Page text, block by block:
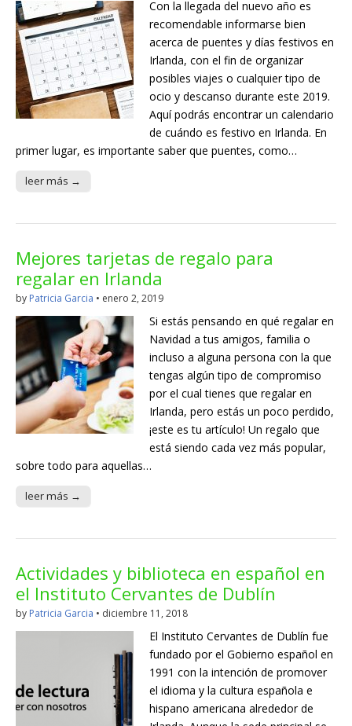
Con la llegada del nuevo año es
recomendable informarse bien
acerca de puentes y días festivos en
Irlanda, con el fin de organizar
posibles viajes o cualquier tipo de
ocio y descanso durante este 2019.
Aquí podrás encontrar un calendario
de cuándo es festivo en Irlanda. En
primer lugar, es importante saber que puentes, como…
leer más →
Mejores tarjetas de regalo para
regalar en Irlanda
by Patricia Garcia • enero 2, 2019
Si estás pensando en qué regalar en
Navidad a tus amigos, familia o
incluso a alguna persona con la que
tengas algún tipo de compromiso
por el cual tienes que regalar en
Irlanda, pero estás un poco perdido,
¡este es tu artículo! Un regalo que
está siendo cada vez más popular,
sobre todo para aquellas…
leer más →
Actividades y biblioteca en español en
el Instituto Cervantes de Dublín
by Patricia Garcia • diciembre 11, 2018
El Instituto Cervantes de Dublín fue
fundado por el Gobierno español en
1991 con la intención de promover
el idioma y la cultura española e
hispano americana alrededor de